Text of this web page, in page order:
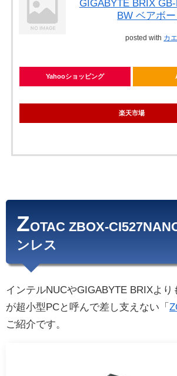
GIGABYTE BRIX
BW ベアボ
posted with カ
Yahooショッピング
楽天市場
ZOTAC ZBOX-
ンレス
インテルNUCやGIGABYTE BRIXより
が超小型PCと呼んで差し支えない「
ご紹介です。